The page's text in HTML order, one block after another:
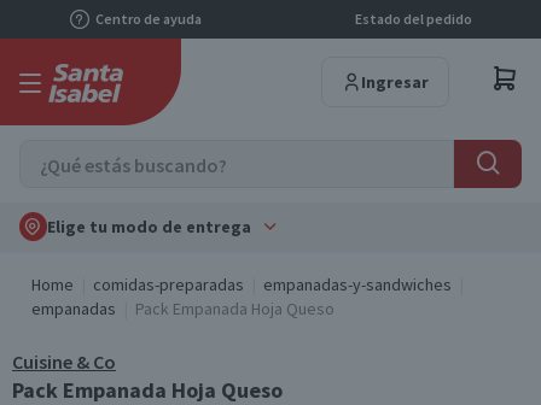
Centro de ayuda Estado del pedido
Ingresar
Elige tu modo de entrega
Home comidas-preparadas
empanadas-y-sandwiches
empanadas
Pack Empanada Hoja Queso
Cuisine & Co
Pack Empanada Hoja Queso